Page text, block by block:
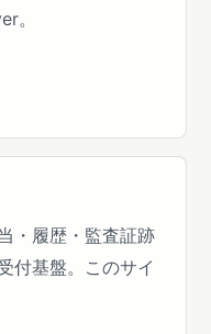
。
・履歴・監査証跡
付基盤。このサイ